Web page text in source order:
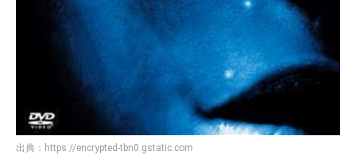
出典： https://encrypted-tbn0.gstatic.com